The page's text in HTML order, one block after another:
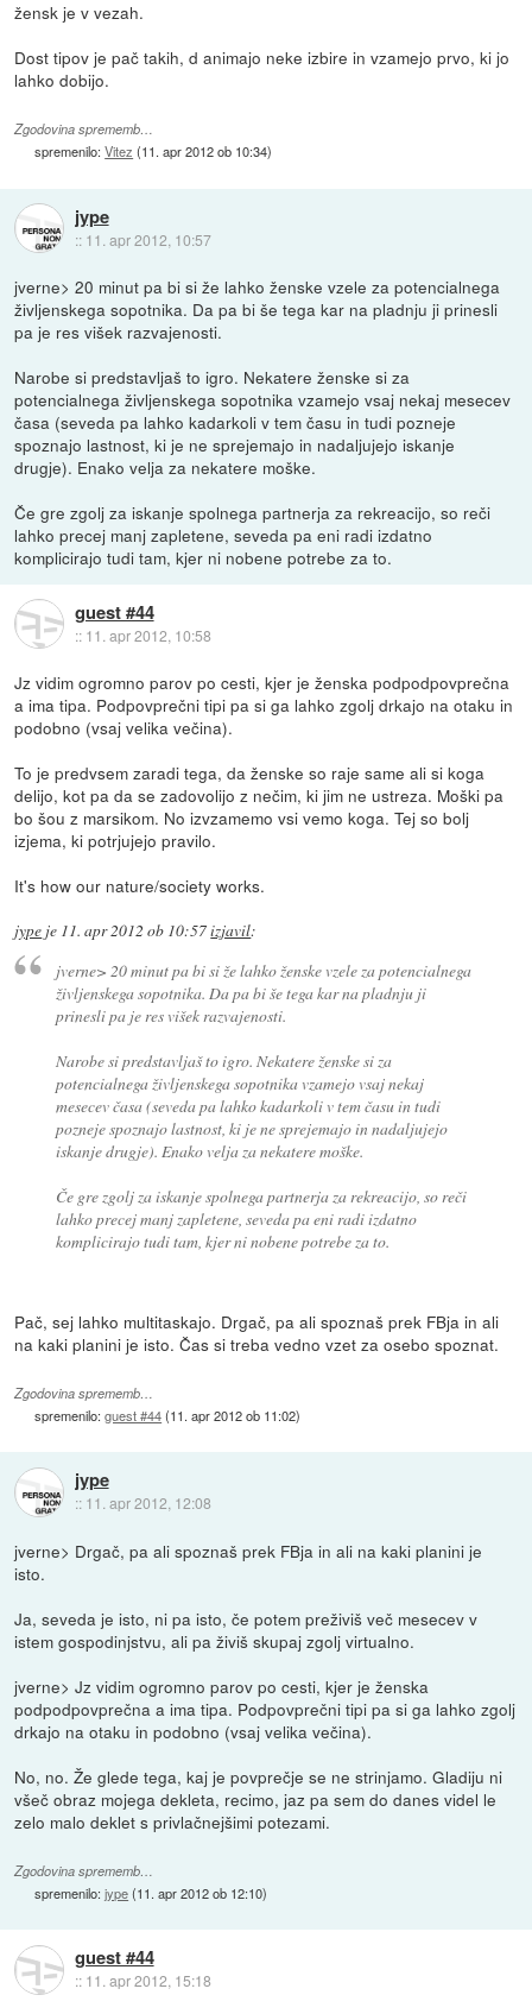
žensk je v vezah.
Dost tipov je pač takih, d animajo neke izbire in vzamejo prvo, ki jo
lahko dobijo.
Zgodovina sprememb…
spremenilo:Vitez (11. apr 2012 ob 10:34)
jype
:: 11. apr 2012, 10:57
jverne> 20 minut pa bi si že lahko ženske vzele za potencialnega
življenskega sopotnika. Da pa bi še tega kar na pladnju ji prinesli
pa je res višek razvajenosti.
Narobe si predstavljaš to igro. Nekatere ženske si za
potencialnega življenskega sopotnika vzamejo vsaj nekaj mesecev
časa (seveda pa lahko kadarkoli v tem času in tudi pozneje
spoznajo lastnost, ki je ne sprejemajo in nadaljujejo iskanje
drugje). Enako velja za nekatere moške.
Če gre zgolj za iskanje spolnega partnerja za rekreacijo, so reči
lahko precej manj zapletene, seveda pa eni radi izdatno
komplicirajo tudi tam, kjer ni nobene potrebe za to.
guest #44
:: 11. apr 2012, 10:58
Jz vidim ogromno parov po cesti, kjer je ženska podpodpovprečna
a ima tipa. Podpovprečni tipi pa si ga lahko zgolj drkajo na otaku in
podobno (vsaj velika večina).
To je predvsem zaradi tega, da ženske so raje same ali si koga
delijo, kot pa da se zadovolijo z nečim, ki jim ne ustreza. Moški pa
bo šou z marsikom. No izvzamemo vsi vemo koga. Tej so bolj
izjema, ki potrjujejo pravilo.
It's how our nature/society works.
jype je 11. apr 2012 ob 10:57izjavil:
jverne> 20 minut pa bi si že lahko ženske vzele za potencialnega
življenskega sopotnika. Da pa bi še tega kar na pladnju ji
prinesli pa je res višek razvajenosti.
Narobe si predstavljaš to igro. Nekatere ženske si za
potencialnega življenskega sopotnika vzamejo vsaj nekaj
mesecev časa (seveda pa lahko kadarkoli v tem času in tudi
pozneje spoznajo lastnost, ki je ne sprejemajo in nadaljujejo
iskanje drugje). Enako velja za nekatere moške.
Če gre zgolj za iskanje spolnega partnerja za rekreacijo, so reči
lahko precej manj zapletene, seveda pa eni radi izdatno
komplicirajo tudi tam, kjer ni nobene potrebe za to.
Pač, sej lahko multitaskajo. Drgač, pa ali spoznaš prek FBja in ali
na kaki planini je isto. Čas si treba vedno vzet za osebo spoznat.
Zgodovina sprememb…
spremenilo:guest #44(11. apr 2012 ob 11:02)
jype
:: 11. apr 2012, 12:08
jverne> Drgač, pa ali spoznaš prek FBja in ali na kaki planini je
isto.
Ja, seveda je isto, ni pa isto, če potem preživiš več mesecev v
istem gospodinjstvu, ali pa živiš skupaj zgolj virtualno.
jverne> Jz vidim ogromno parov po cesti, kjer je ženska
podpodpovprečna a ima tipa. Podpovprečni tipi pa si ga lahko zgolj
drkajo na otaku in podobno (vsaj velika večina).
No, no. Že glede tega, kaj je povprečje se ne strinjamo. Gladiju ni
všeč obraz mojega dekleta, recimo, jaz pa sem do danes videl le
zelo malo deklet s privlačnejšimi potezami.
Zgodovina sprememb…
spremenilo:jype(11. apr 2012 ob 12:10)
guest #44
:: 11. apr 2012, 15:18